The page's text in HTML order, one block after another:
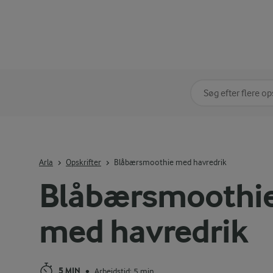
med havredrik
5 MIN Arbejdstid: 5 min
Arla Opskrifter Blåbærsmoothie med havredrik
Søg på kategori